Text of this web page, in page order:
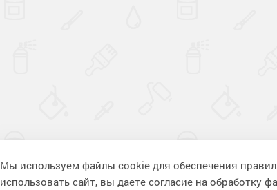
Мы используем файлы cookie для обеспечения
использовать сайт, вы даете согласие на обработку